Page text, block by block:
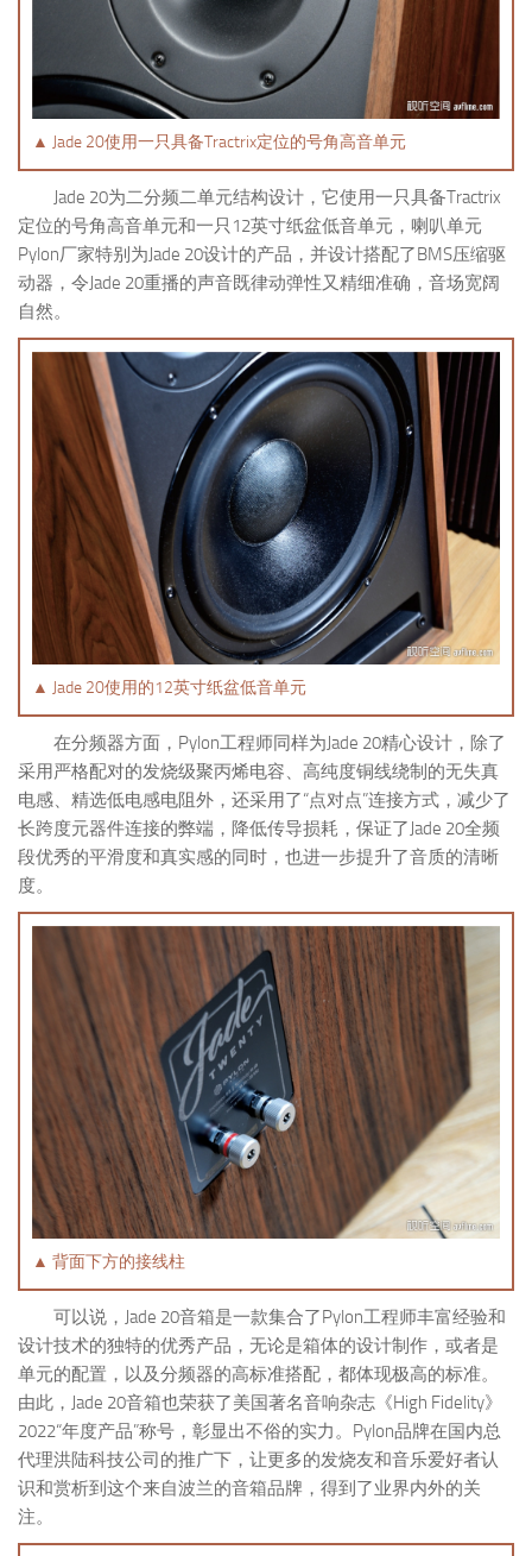
▲ Jade 20使用一只具备Tractrix定位的号角高音单元
Jade 20为二分频二单元结构设计，它使用一只具备Tractrix
定位的号角高音单元和一只12英寸纸盆低音单元，喇叭单元
Pylon厂家特别为Jade 20设计的产品，并设计搭配了BMS压缩驱
动器，令Jade 20重播的声音既律动弹性又精细准确，音场宽阔
自然。
▲ Jade 20使用的12英寸纸盆低音单元
在分频器方面，Pylon工程师同样为Jade 20精心设计，除了
采用严格配对的发烧级聚丙烯电容、高纯度铜线绕制的无失真
电感、精选低电感电阻外，还采用了“点对点”连接方式，减少了
长跨度元器件连接的弊端，降低传导损耗，保证了Jade 20全频
段优秀的平滑度和真实感的同时，也进一步提升了音质的清晰
度。
▲ 背面下方的接线柱
可以说，Jade 20音箱是一款集合了Pylon工程师丰富经验和
设计技术的独特的优秀产品，无论是箱体的设计制作，或者是
单元的配置，以及分频器的高标准搭配，都体现极高的标准。
由此，Jade 20音箱也荣获了美国著名音响杂志《High Fidelity》
2022“年度产品”称号，彰显出不俗的实力。Pylon品牌在国内总
代理洪陆科技公司的推广下，让更多的发烧友和音乐爱好者认
识和赏析到这个来自波兰的音箱品牌，得到了业界内外的关
注。